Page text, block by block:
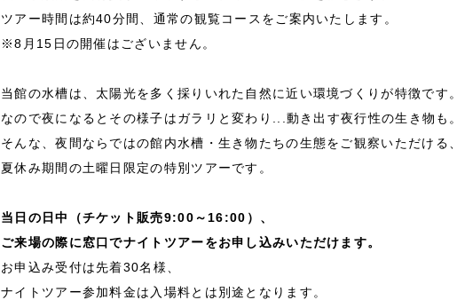
ツアー時間は約40分間、通常の観覧コースをご案内いたします。
※8月15日の開催はございません。
当館の水槽は、太陽光を多く採りいれた自然に近い環境づくりが特徴です。
なので夜になるとその様子はガラリと変わり...動き出す夜行性の生き物も。
そんな、夜間ならではの館内水槽・生き物たちの生態をご観察いただける、
夏休み期間の土曜日限定の特別ツアーです。
当日の日中（チケット販売9:00～16:00）、
ご来場の際に窓口でナイトツアーをお申し込みいただけます。
お申込み受付は先着30名様、
ナイトツアー参加料金は入場料とは別途となります。